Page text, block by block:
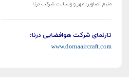
منبع تصاویر: مهر و وبسایت شرکت درنا
تارنمای شرکت هوافضایی درنا:
www.dornaaircraft.com